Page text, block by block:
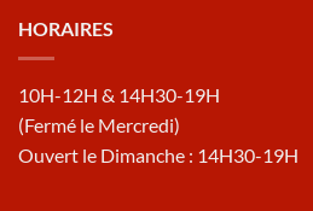
HORAIRES
10H-12H & 14H30-19H
(Fermé le Mercredi)
Ouvert le Dimanche : 14H30-19H